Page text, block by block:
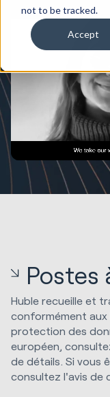
not to be tracked.
Accept
Postes
Huble recueille et
conformément aux
protection des
européen,
de détails. Si vous
consultez l'avis de